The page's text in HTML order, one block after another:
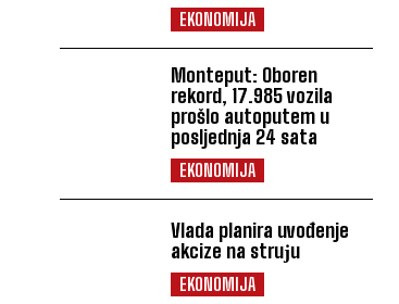
EKONOMIJA
Monteput: Oboren
rekord, 17.985 vozila
prošlo autoputem u
posljednja 24 sata
EKONOMIJA
Vlada planira uvođenje
akcize na struјu
EKONOMIJA